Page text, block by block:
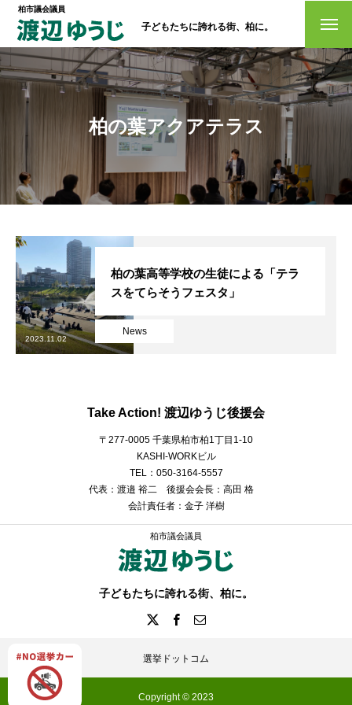
柏市議会議員
子どもたちに誇れる街、柏に。
トップページ
政策
経歴・プロフィール
活動情報
お問い合わせ
選挙ドットコム
柏の葉アクアテラス
News
柏の葉高等学校の生徒による「テラ
スをてらそうフェスタ」
2023.11.02
Take Action! 渡辺ゆうじ後援会
〒277-0005 千葉県柏市柏1丁目1-10
KASHI-WORKビル
TEL：050-3164-5557
代表：渡邉 裕二 後援会会長：高田 格
会計責任者：金子 洋樹
柏市議会議員
子どもたちに誇れる街、柏に。
選挙ドットコム
Copyright © 2023